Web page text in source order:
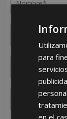
para
en el